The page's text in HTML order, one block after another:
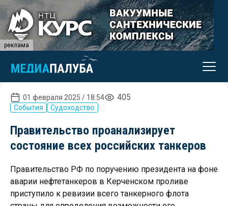
реклама
01 февраля 2025 / 18:54 405
События Судоходство
Правительство проанализирует
состояние всех российских танкеров
Правительство РФ по поручению президента на фоне
аварии нефтетанкеров в Керченском проливе
приступило к ревизии всего танкерного флота